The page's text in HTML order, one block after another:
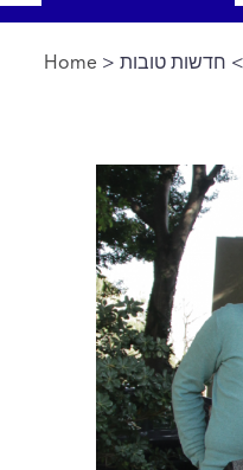
You are here
Home >חדשות טובות